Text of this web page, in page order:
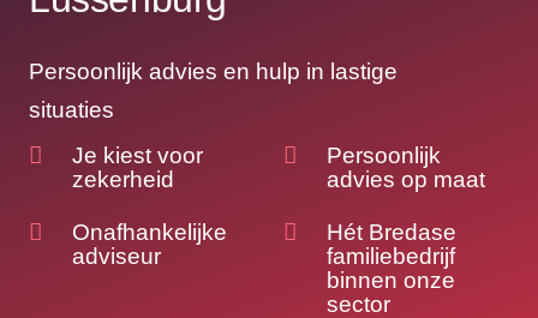
Persoonlijk advies en hulp in lastige
situaties
Je kiest voor
zekerheid
Persoonlijk
advies op maat
Onafhankelijke
adviseur
Hét Bredase
familiebedrijf
binnen onze
sector